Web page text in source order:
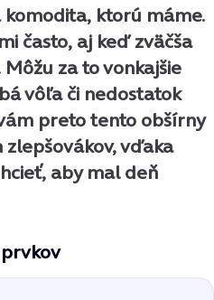
komodita, ktorú máme.
často, aj keď zväčša
za to vonkajšie
vôľa či nedostatok
preto tento obšírny
vďaka
aby mal deň